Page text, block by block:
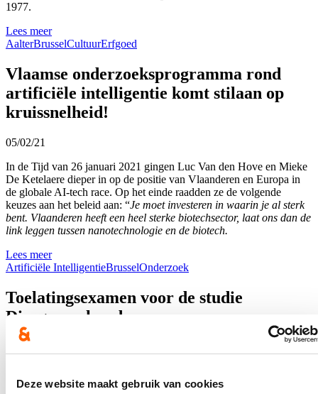
Deze website maakt gebruik van cookies
1977.
Lees meer
AalterBrusselCultuurErfgoed
Vlaamse onderzoeksprogramma rond
artificiële intelligentie komt stilaan op
kruissnelheid!
05/02/21
In de Tijd van 26 januari 2021 gingen Luc Van den Hove en Mieke
De Ketelaere dieper in op de positie van Vlaanderen en Europa in
de globale AI-tech race. Op het einde raadden ze de volgende
keuzes aan het beleid aan: “Je moet investeren in waarin je al sterk
bent. Vlaanderen heeft een heel sterke biotechsector, laat ons dan de
link leggen tussen nanotechnologie en de biotech.
Lees meer
Artificiële IntelligentieBrusselOnderzoek
Toelatingsexamen voor de studie
Diergeneeskunde
bachelor Diergeneeskunde in Vlaanderen de Nederlandse